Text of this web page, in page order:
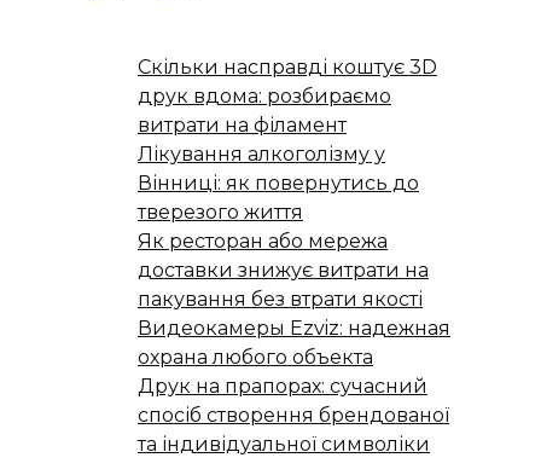
Скільки насправді коштує 3D
друк вдома: розбираємо
витрати на філамент
Лікування алкоголізму у
Вінниці: як повернутись до
тверезого життя
Як ресторан або мережа
доставки знижує витрати на
пакування без втрати якості
Видеокамеры Ezviz: надежная
охрана любого объекта
Друк на прапорах: сучасний
спосіб створення брендованої
та індивідуальної символіки